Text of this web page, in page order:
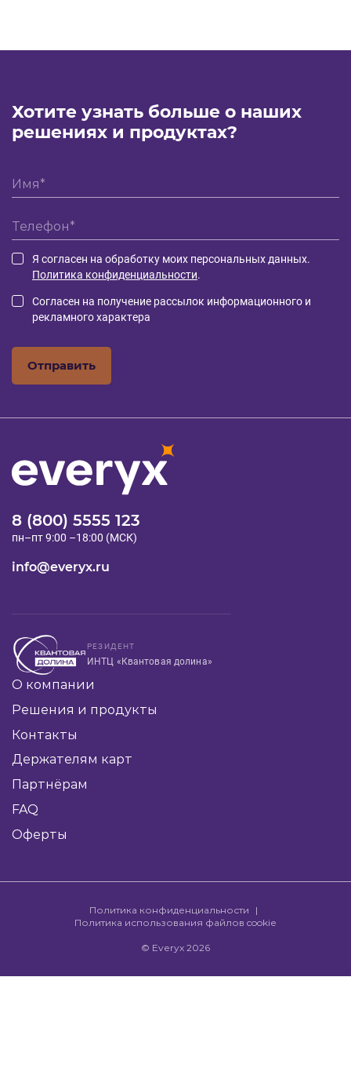
Хотите узнать больше о наших
решениях и продуктах?
Я согласен на обработку моих персональных данных.
Политика конфиденциальности.
Согласен на получение рассылок информационного и
рекламного характера
Отправить
8 (800) 5555 123
пн–пт 9:00 –18:00 (МСК)
info@everyx.ru
РЕЗИДЕНТ
ИНТЦ «Квантовая долина»
О компании
Решения и продукты
Контакты
Держателям карт
Партнёрам
FAQ
Оферты
Политика конфиденциальности
Политика использования файлов cookie
© Everyx 2026